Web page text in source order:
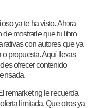
ya te ha visto. Ahora
de mostrarle que tu libro
con autores que ya
o propuesta. Aquí llevas
ofrecer contenido
remarketing le recuerda
limitada. Que otros ya